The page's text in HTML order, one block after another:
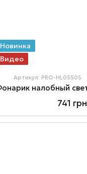
Новинка
Видео
Артикул: PRO-HL0550S
741 грн